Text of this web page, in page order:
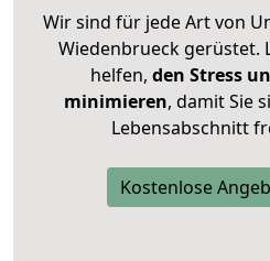
Wir sind für jede Art von
Wiedenbrueck gerüstet.
helfen, den Stress
minimieren, damit Sie
Lebensabschnitt
Kostenlose